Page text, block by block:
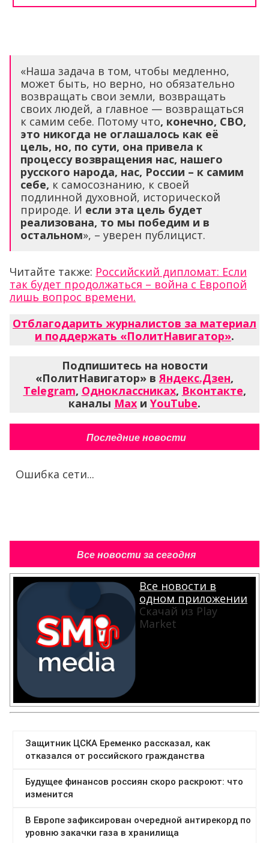
«Наша задача в том, чтобы медленно,
может быть, но верно, но обязательно
возвращать свои земли, возвращать
своих людей, а главное — возвращаться
к самим себе. Потому что, конечно, СВО,
это никогда не оглашалось как её
цель, но, по сути, она привела к
процессу возвращения нас, нашего
русского народа, нас, России – к самим
себе, к самосознанию, к своей
подлинной духовной, исторической
природе. И если эта цель будет
реализована, то мы победим и в
остальном», – уверен публицист.
Читайте также: Российский дипломат: Если
так будет продолжаться – война с Европой
лишь вопрос времени.
Отблагодарить журналистов за материал
и поддержать «ПолитНавигатор».
Подпишитесь на новости
«ПолитНавигатор» вЯндекс.Дзен,
Telegram, Одноклассниках, Вконтакте,
каналы Max и YouTube.
Последние новости
Ошибка сети...
Все новости за сегодня
Все новости в
одном приложении
Скачай из Play
Market